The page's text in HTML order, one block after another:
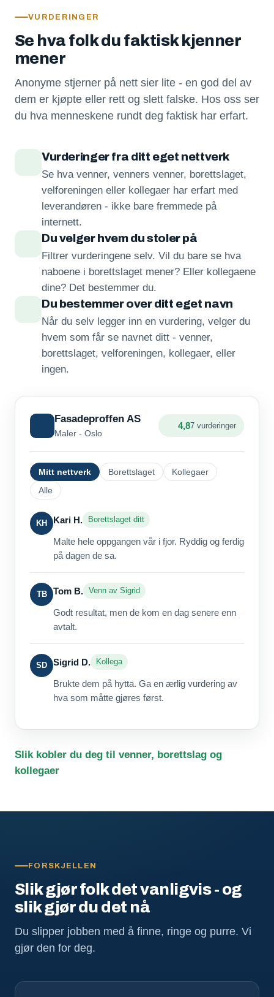
VURDERINGER
Se hva folk du faktisk kjenner
mener
Anonyme stjerner på nett sier lite - en god del av
dem er kjøpte eller rett og slett falske. Hos oss ser
du hva menneskene rundt deg faktisk har erfart.
Vurderinger fra ditt eget nettverk
Se hva venner, venners venner, borettslaget,
velforeningen eller kollegaer har erfart med
leverandøren - ikke bare fremmede på
internett.
Du velger hvem du stoler på
Filtrer vurderingene selv. Vil du bare se hva
naboene i borettslaget mener? Eller kollegaene
dine? Det bestemmer du.
Du bestemmer over ditt eget navn
Når du selv legger inn en vurdering, velger du
hvem som får se navnet ditt - venner,
borettslaget, velforeningen, kollegaer, eller
ingen.
Fasadeproffen AS
Maler - Oslo
4,87 vurderinger
Mitt nettverk Borettslaget
Kollegaer
Alle
KH Kari H. Borettslaget ditt
Malte hele oppgangen vår i fjor. Ryddig og ferdig
på dagen de sa.
TB Tom B. Venn av Sigrid
Godt resultat, men de kom en dag senere enn
avtalt.
SD Sigrid D. Kollega
Brukte dem på hytta. Ga en ærlig vurdering av
hva som måtte gjøres først.
Slik kobler du deg til venner, borettslag og
kollegaer
FORSKJELLEN
Slik gjør folk det vanligvis - og
slik gjør du det nå
Du slipper jobben med å finne, ringe og purre. Vi
gjør den for deg.